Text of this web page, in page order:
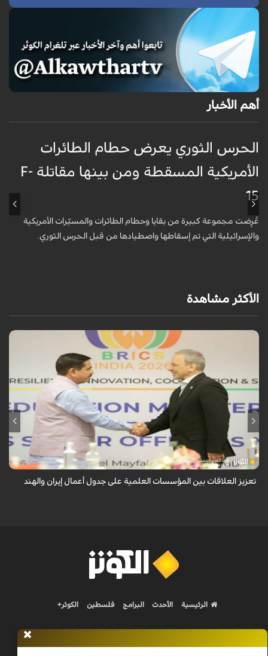
أهم الأخبار
الحرس الثوري يعرض حطام الطائرات
الأمريكية المسقطة ومن بينها مقاتلة F-
15
عُرِضت مجموعة كبيرة من بقايا وحطام الطائرات والمسيّرات الأمريكية
والإسرائيلية التي تم إسقاطها واصطيادها من قبل الحرس الثوري.
الأكثر مشاهدة
أكدت ايران والهند على تعزيز العلاقات بين مؤسساتهما العلمية، وذلك خلال لقاء
جمع القائم بأعمال وزير العلوم الإيراني مع وزير التعليم الهندي، على هامش
الد...
تعزيز العلاقات بين المؤسسات العلمية على جدول أعمال إيران والهند
الرئيسية الأحدث البرامج فلسطين الكوثر+